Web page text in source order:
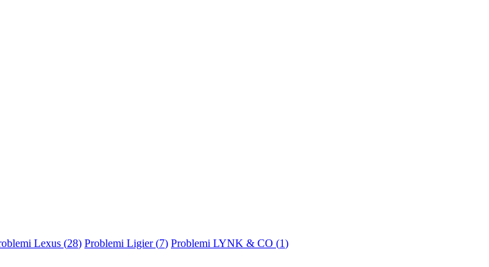
Lexus (28) Problemi Ligier (7) Problemi LYNK & CO (1)